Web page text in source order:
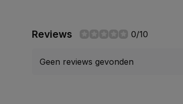
Reviews 0/10
Geen reviews gevonden